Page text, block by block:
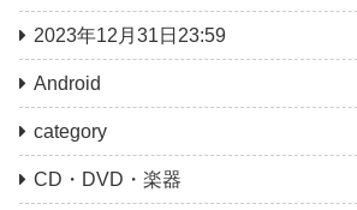
2023年12月31日23:59
Android
category
CD・DVD・楽器